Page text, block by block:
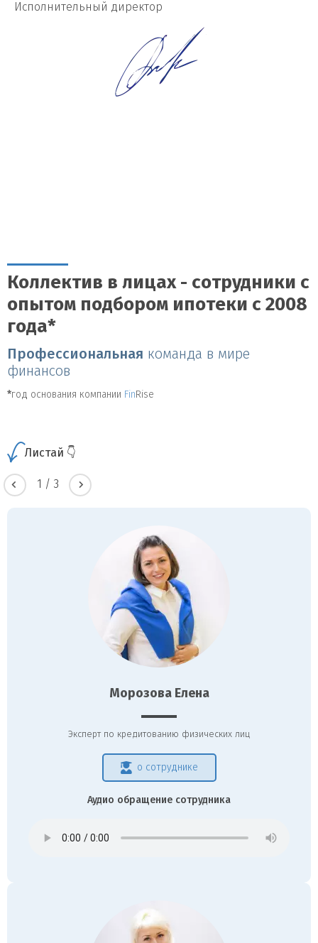
И сполнительный директор
Коллектив в лицах - сотрудники с
опытом подбором ипотеки с 2008
года*
Профессиональная команда в мире
финансов
*год основания компании Fin Rise
Листай 👇
1 / 3
Морозова Елена
Эксперт по кредитованию физических лиц
о сотруднике
Аудио обращение сотрудника